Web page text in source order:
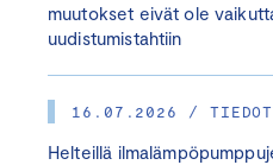
muutokset eivät ole
uudistumistahtiin
16.07.2026 /
Helteillä